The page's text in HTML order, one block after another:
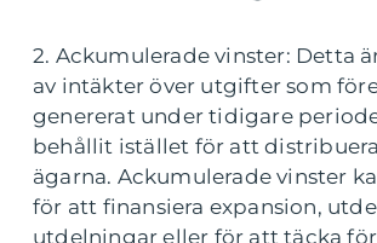
2. Ackumulerade vinster: Detta
av intäkter över utgifter som
genererat under tidigare
behållit istället för att
ägarna. Ackumulerade vinster
för att finansiera expansion,
utdelningar eller för att täcka